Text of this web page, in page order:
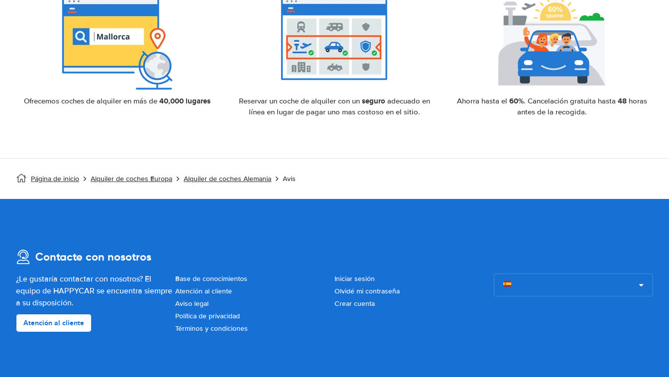
Ofrecemos coches de alquiler en más de 40,000 lugares Reservar un coche de alquiler con un seguro adecuado en
línea en lugar de pagar uno mas costoso en el sitio.
Ahorra hasta el 60%. Cancelación gratuita hasta 48horas
antes de la recogida.
Página de inicio Alquiler de coches Europa Alquiler de coches Alemania Avis
Contacte con nosotros
¿Le gustaría contactar con nosotros? El
equipo de HAPPYCAR se encuentra siempre
a su disposición.
Atención al cliente
Base de conocimientos
Atención al cliente
Aviso legal
Política de privacidad
Términos y condiciones
Iniciar sesión
Olvidé mi contraseña
Crear cuenta